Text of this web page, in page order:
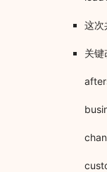
这次
关键